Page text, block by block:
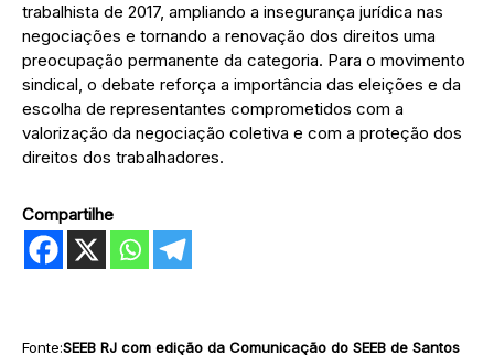
trabalhista de 2017, ampliando a insegurança jurídica nas
negociações e tornando a renovação dos direitos uma
preocupação permanente da categoria. Para o movimento
sindical, o debate reforça a importância das eleições e da
escolha de representantes comprometidos com a
valorização da negociação coletiva e com a proteção dos
direitos dos trabalhadores.
Compartilhe
Fonte:SEEB RJ com edição da Comunicação do SEEB de Santos